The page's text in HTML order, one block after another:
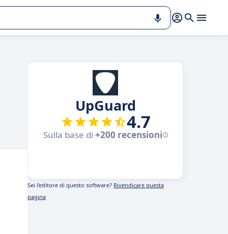
UpGuard
4.7
Sulla base di +200 recensioni
Sei l'editore di questo software? Rivendicare questa
pagina